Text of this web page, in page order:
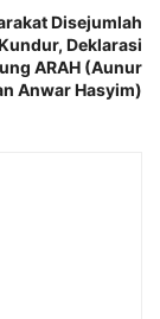
Disejumlah
Deklarasi
ARAH (Aunur
Anwar Hasyim)